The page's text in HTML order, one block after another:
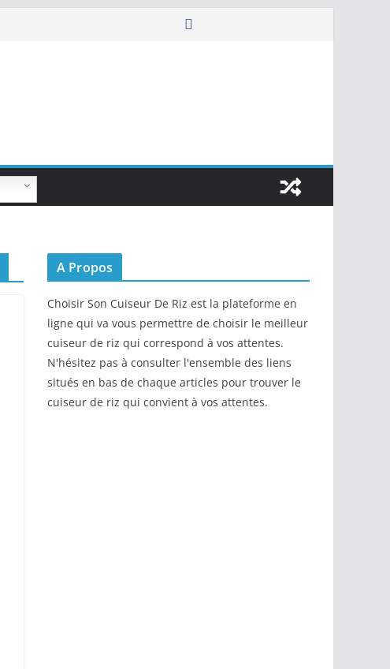
A Propos
Choisir Son Cuiseur De Riz est la plateforme en
ligne qui va vous permettre de choisir le meilleur
cuiseur de riz qui correspond à vos attentes.
N'hésitez pas à consulter l'ensemble des liens
situés en bas de chaque articles pour trouver le
cuiseur de riz qui convient à vos attentes.